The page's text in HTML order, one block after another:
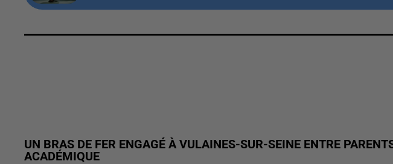
UN BRAS DE FER ENGAGÉ À VULAINES-SUR-SEINE ENTRE
ACADÉMIQUE